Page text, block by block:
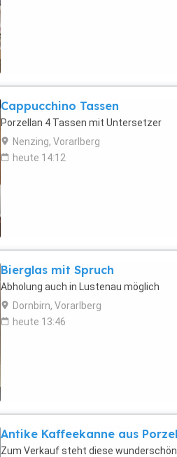
Cappucchino Tassen
Porzellan 4 Tassen mit Untersetzer
Nenzing, Vorarlberg
heute 14:12
Bierglas mit Spruch
Abholung auch in Lustenau möglich
Dornbirn, Vorarlberg
heute 13:46
Antike Kaffeekanne aus
Zum Verkauf steht diese